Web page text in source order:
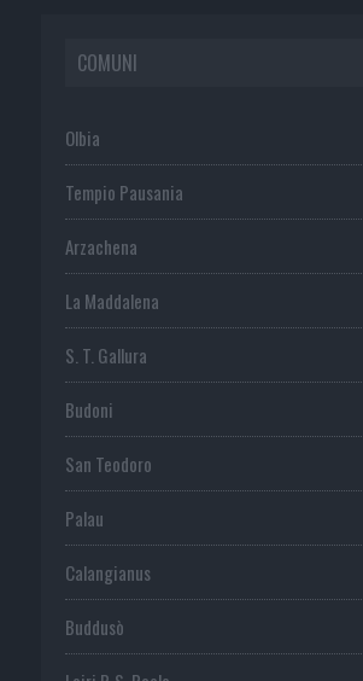
COMUNI
Olbia
Tempio Pausania
Arzachena
La Maddalena
S. T. Gallura
Budoni
San Teodoro
Palau
Calangianus
Buddusò